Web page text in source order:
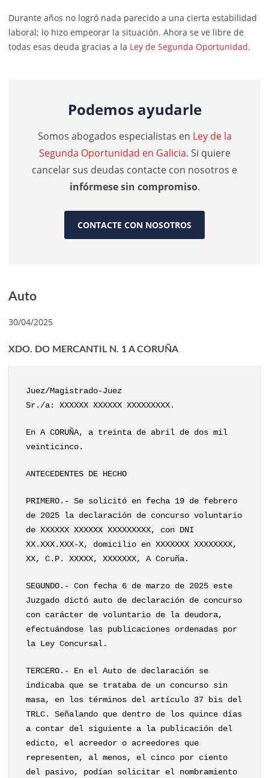
Durante años no logró nada parecido a una cierta estabilidad
laboral; lo hizo empeorar la situación. Ahora se ve libre de
todas esas deuda gracias a la Ley de Segunda Oportunidad.
Podemos ayudarle
Somos abogados especialistas en Ley de la
Segunda Oportunidad en Galicia. Si quiere
cancelar sus deudas contacte con nosotros e
infórmese sin compromiso.
CONTACTE CON NOSOTROS
Auto
30/04/2025
XDO. DO MERCANTIL N. 1 A CORUÑA
Juez/Magistrado-Juez
Sr./a: XXXXXX XXXXXX XXXXXXXXX.
En A CORUÑA, a treinta de abril de dos mil
veinticinco.
ANTECEDENTES DE HECHO
PRIMERO.- Se solicitó en fecha 19 de febrero
de 2025 la declaración de concurso voluntario
de XXXXXX XXXXXX XXXXXXXXX, con DNI
XX.XXX.XXX-X, domicilio en XXXXXXX XXXXXXXX,
XX, C.P. XXXXX, XXXXXXX, A Coruña.
SEGUNDO.- Con fecha 6 de marzo de 2025 este
Juzgado dictó auto de declaración de concurso
con carácter de voluntario de la deudora,
efectuándose las publicaciones ordenadas por
la Ley Concursal.
TERCERO.- En el Auto de declaración se
indicaba que se trataba de un concurso sin
masa, en los términos del artículo 37 bis del
TRLC. Señalando que dentro de los quince días
a contar del siguiente a la publicación del
edicto, el acreedor o acreedores que
representen, al menos, el cinco por ciento
del pasivo, podían solicitar el nombramiento